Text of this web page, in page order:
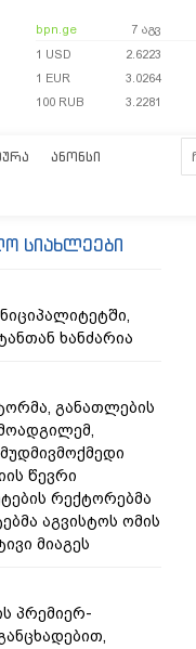
bpn.ge 7 აგვ
1 USD
2.6223
1 EUR
3.0264
100 RUB
3.2281
ᲐᲜᲝᲜᲡᲘ
სიახლეები
ხანძარია
განათლების
წევრი
რექტორებმა
აგვისტოს ომის
მიაგეს
პრემიერ-